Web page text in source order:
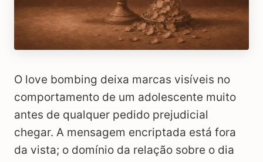
O love bombing deixa marcas visíveis no
comportamento de um adolescente muito
antes de qualquer pedido prejudicial
chegar. A mensagem encriptada está fora
da vista; o domínio da relação sobre o dia